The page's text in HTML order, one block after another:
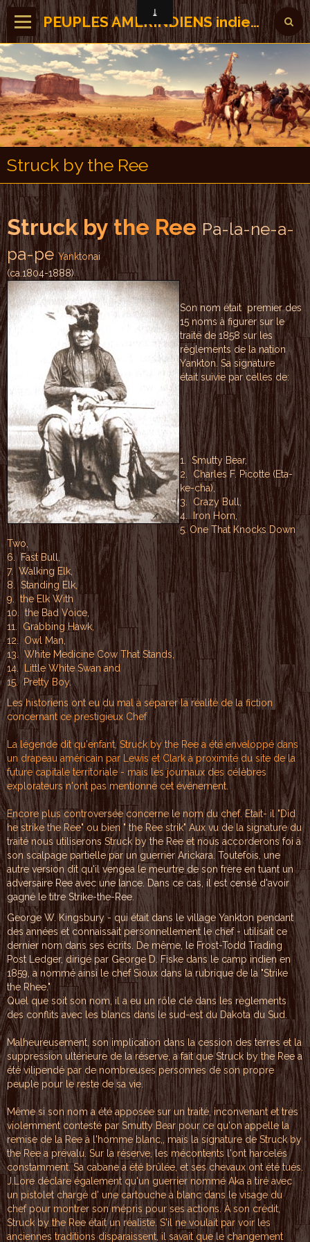
PEUPLES AMERINDIENS indiens des Amérique
Struck by the Ree
Struck by theReePa-la-ne-a-
pa-peYanktonai
(ca 1804-1888)
Son nom était premierdes
15 noms à figurer sur le
traité de 1858 sur l es
règlements de la nation
Yankton Sa signature
était suivie par ce llesde:
1. Smutty Bear,
2. Charles F. Picotte (Eta-
ke-cha),
3. Crazy Bu
4. Iron Horn,
5. One That Knocks Down
Two
6. Fast Bul l,
7. Walking Elk,
8. Standing Elk,
9. the Elk With
10. the Bad Voice,
11. GrabbingHawk,
12. Owl
Man,
13. White Medicine Cow ThatStands
14. L itt le White Swan and
15. Pretty Boy.
Leshistoriens ont eu du ma l à séparerla réalité de la fiction
concernant ce prestigieux Chef
La légende dit qu'enfant, Struck by the Reea été enveloppé dans
un drapeau américain par L ewis et Clark à proximité du site de la
future capitale territorial e - mais lesjournauxdes cél èbres
explorateurs n'ont pas mentionné cet événement.
Encore plus controversée concerne le nom du chef.Etait- i "Did
he strikethe Ree" ou bien " the Ree strik" Aux vu de l a signature du
traité nous utiliserons Struckby the Ree etnous accorderons foià
son scalpage partiellepar unguerrier Arickara. Toutefois, une
autreversion dit qu'il vengea lemeurtre de son frère en tuant un
adversaireRee avecunelance. Dans ce cas, i l estcenséd'avoir
gagné l e titre Strike-the-Ree.
George W. Kingsbury - qui était dans le village Yankton pendant
des années et connaissait personnellement le chef - utilisait ce
dernier nom dans ses écrits. Demême, le Frost-Todd Trading
Post Ledger, dirigé par George D. Fiske dans le campindien en
1859, a nommé ainsi le chefSioux dans la rubrique de la "Strike
the Rhee."
Quel que soit son nom, il a eu un rôle clé dans les règlements
desconflits avec les blancs dans le sud-estdu Dakota du Sud.
Malheureusement, son implication dans la cession des terres et la
suppression ultérieure de la réserve, a fait que Struck by the Ree a
été vilipendé par de nombreuses personnes de son propre
peuple pour le reste de sa vie.
Même si sonnom a été apposée sur un traité, inconvenant et très
violemment contesté par Smutty Bearpour ce qu'on appell e la
remisede la Ree à l'homme blanc,, mais la signature de Struck by
the Ree a prévalu. Sur la réserve, les mécontents l'ont harcel és
constamment.Sa cabane a été brûl ée, et ses chevaux ont été tués.
J.Lore déc lare également qu'un guerrier nommé Aka atiré avec
un pistolet chargé d' une cartouche à blancdans le visage du
chef pour montrer son mépris pour ses actions. À son crédit,
Struck bythe Ree étaitun réaliste . S'il ne voulait par voir les
anciennes traditionsdisparaissent, il savait que le changement